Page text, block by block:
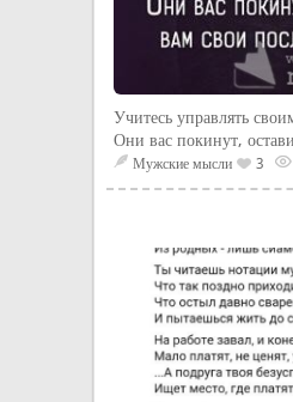
Учитесь управлять
Они вас покинут,
Мужские мысли 3